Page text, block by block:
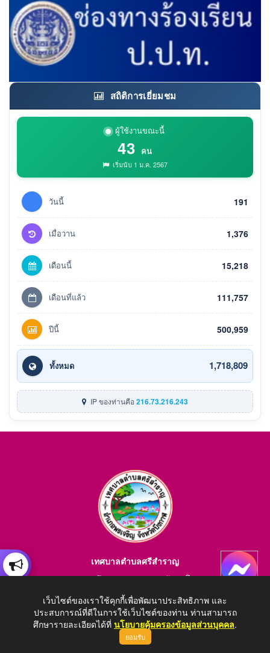
สถิติการเยี่ยมชม
ผู้ใช้งานขณะนี้
43 คน
เริ่มนับ 1 ม.ค. 2567
วันนี้ 191
เมื่อวาน 1,376
เดือนนี้ 15,218
เดือนที่แล้ว 111,757
ปีนี้ 500,959
ทั้งหมด 1,718,809
IP ของท่านคือ216.73.216.243
เทศบาลตำบลศรีสำราญ
E-mail : saraban_05380203@dla.go.th
เว็บไซต์ของเราใช้คุกกี้เพื่อพัฒนาประสิทธิภาพ และ
ประสบการณ์ที่ดีในการใช้เว็บไซต์ของท่าน ท่านสามารถ
ศึกษารายละเอียดได้ที่ นโยบายคุ้มครองข้อมูลส่วนบุคคล.
ยอมรับ